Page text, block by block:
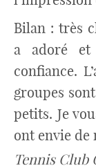
Bilan : très
a adoré et
confiance.
groupes
petits. Je
ont envie de
Tennis